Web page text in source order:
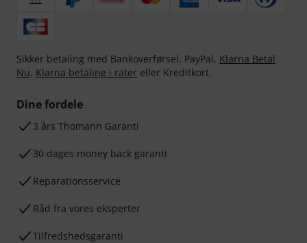
Sikker betaling med Bankoverførsel, PayPal, Klarna Betal
Nu, Klarna betaling i rater eller Kreditkort.
Dine fordele
3 års Thomann Garanti
30 dages money back garanti
Reparationsservice
Råd fra vores eksperter
Tilfredshedsgaranti